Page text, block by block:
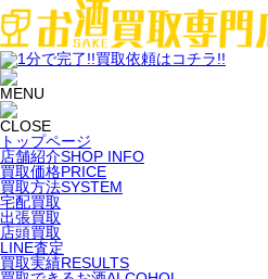
トップページ
店舗紹介SHOP INFO
買取価格PRICE
買取方法SYSTEM
宅配買取
出張買取
店頭買取
LINE査定
買取実績RESULTS